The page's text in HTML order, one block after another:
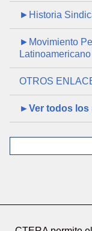
►Historia
►Movimiento
Latinoamericano
OTROS
►Ver todos los